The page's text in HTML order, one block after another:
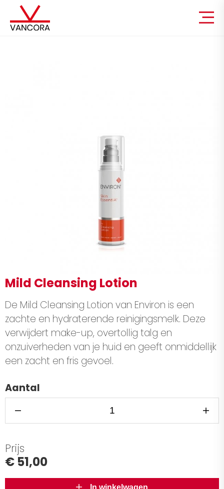
Mild Cleansing Lotion
De Mild Cleansing Lotion van Environ is een
zachte en hydraterende reinigingsmelk. Deze
verwijdert make-up, overtollig talg en
onzuiverheden van je huid en geeft onmiddellijk
een zacht en fris gevoel.
Aantal
Prijs
€ 51,00
In winkelwagen